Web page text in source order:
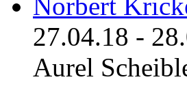
27.04.18 -
Aurel